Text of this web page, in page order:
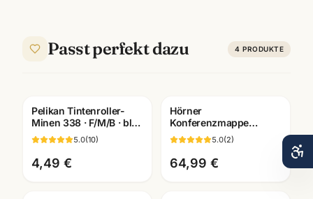
Passt perfekt dazu 4 PRODUKTE
Gravur
Pelikan Tintenroller-
Minen 338 · F/M/B · blau
+ schwarz · Refill für
Rollerball
5.0(10)
4,49 €
Hörner
Konferenzmappe
Echtleder ·
verschiedene
Ausfuehrungen ·
Bueroausstattung
5.0(2)
64,99 €